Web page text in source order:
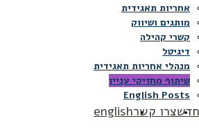
אחריות תאגידית
מותגים ושיווק
קשרי קהילה
דיגיטל
מנהלי אחריות תאגידית
שיתוף מחזיקי עניין
English Posts
צרו קשרenglish